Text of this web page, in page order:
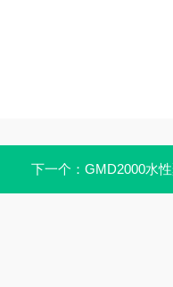
下一个： GMD2000水